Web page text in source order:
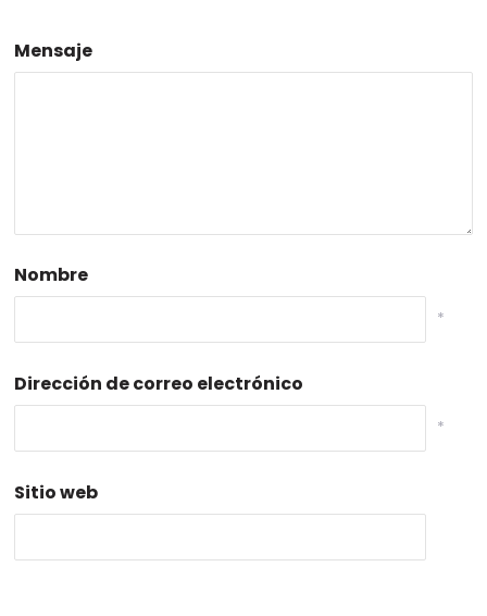
Mensaje
Nombre
*
Dirección de correo electrónico
*
Sitio web